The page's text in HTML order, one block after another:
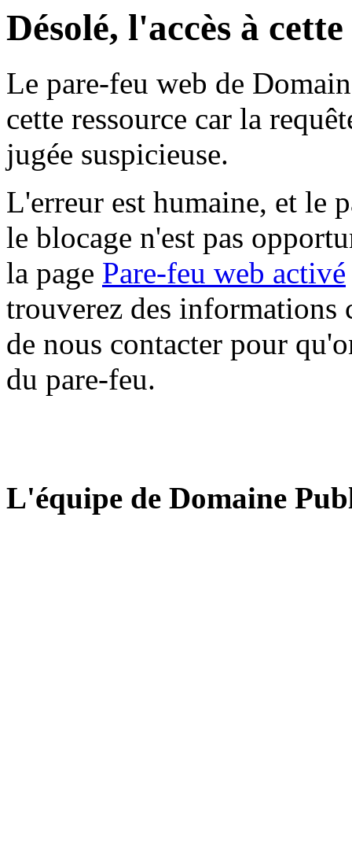
Désolé, l'accès à
Le pare-feu web de
cette ressource car la
jugée suspicieuse.
L'erreur est humaine, et le
le blocage n'est pas
la page Pare-feu web activé
trouverez des informations
de nous contacter pour
du pare-feu.
L'équipe de Domaine